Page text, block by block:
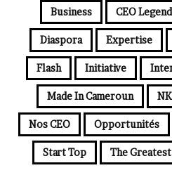
Business CEO
Diaspora Expertise
Flash Initiative
Made In Cameroun
Nos CEO Opportunités
Start Top The Greatest